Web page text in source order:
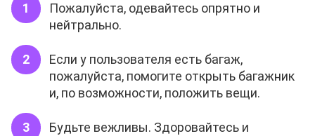
Пожалуйста, одевайтесь опрятно и
нейтрально.
Если у пользователя есть багаж,
пожалуйста, помогите открыть багажник
и, по возможности, положить вещи.
Будьте вежливы. Здоровайтесь и